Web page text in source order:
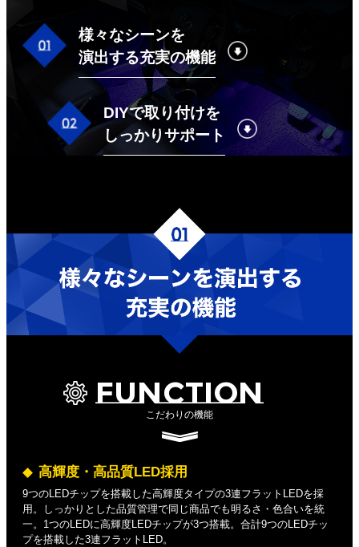
様々なシーンを
演出する充実の機能
DIYで取り付けを
しっかりサポート
FUNCTION
こだわりの機能
高輝度・高品質LED採用
9つのLEDチップを搭載した高輝度タイプの3連フラットLEDを採
用。しっかりとした品質管理で同じ商品でも明るさ・色合いを統
一。1つのLEDに高輝度LEDチップが3つ搭載。合計9つのLEDチッ
プを搭載した3連フラットLED。